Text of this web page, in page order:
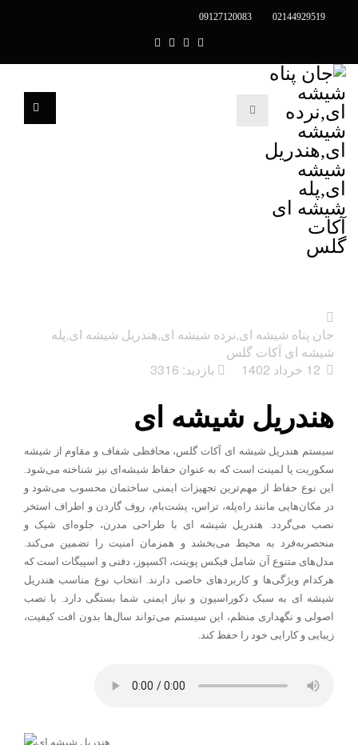
02144929519
09127120083
جان پناه شیشه ای,نرده شیشه ای,هندریل شیشه ای,پله
شیشه ای آکات گلس
12 خرداد 1402
بازدید: 3316
هندریل شیشه ای
سیستم هندریل شیشه ای آکات گلس، محافظی شفاف و مقاوم از شیشه
سکوریت یا لمینت است که به عنوان حفاظ شیشه‌ای نیز شناخته می‌شود.
این نوع حفاظ از مهم‌ترین تجهیزات ایمنی ساختمان محسوب می‌شود و
در مکان‌هایی مانند راه‌پله، تراس، پشت‌بام، روف گاردن و اطراف استخر
نصب می‌گردد. هندریل شیشه ای با طراحی مدرن، جلوه‌ای شیک و
منحصربه‌فرد به محیط می‌بخشد و همزمان امنیت را تضمین می‌کند.
مدل‌های متنوع آن شامل فیکس پوینت، اکسپوز، دفنی و اسپیگات است که
هرکدام ویژگی‌ها و کاربردهای خاصی دارند. انتخاب نوع مناسب هندریل
شیشه ای به سبک دکوراسیون و نیاز ایمنی شما بستگی دارد. با نصب
اصولی و نگهداری منظم، این سیستم می‌تواند سال‌ها بدون افت کیفیت،
زیبایی و کارایی خود را حفظ کند.